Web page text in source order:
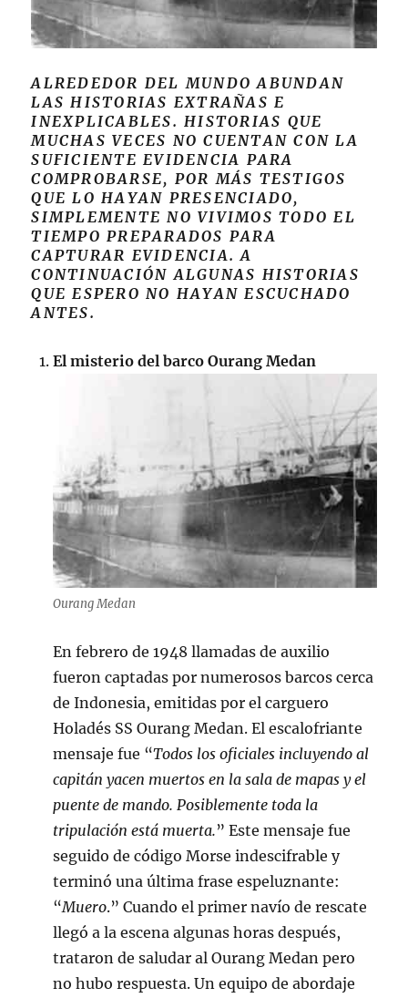
ALREDEDOR DEL MUNDO ABUNDAN
LAS HISTORIAS EXTRAÑAS E
INEXPLICABLES. HISTORIAS QUE
MUCHAS VECES NO CUENTAN CON LA
SUFICIENTE EVIDENCIA PARA
COMPROBARSE, POR MÁS TESTIGOS
QUE LO HAYAN PRESENCIADO,
SIMPLEMENTE NO VIVIMOS TODO EL
TIEMPO PREPARADOS PARA
CAPTURAR EVIDENCIA. A
CONTINUACIÓN ALGUNAS HISTORIAS
QUE ESPERO NO HAYAN ESCUCHADO
ANTES.
El misterio del barco Ourang Medan
Ourang Medan
En febrero de 1948 llamadas de auxilio
fueron captadas por numerosos barcos cerca
de Indonesia, emitidas por el carguero
Holadés SS Ourang Medan. El escalofriante
mensaje fue “Todos los oficiales incluyendo al
capitán yacen muertos en la sala de mapas y el
puente de mando. Posiblemente toda la
tripulación está muerta.” Este mensaje fue
seguido de código Morse indescifrable y
terminó una última frase espeluznante:
“Muero.” Cuando el primer navío de rescate
llegó a la escena algunas horas después,
trataron de saludar al Ourang Medan pero
no hubo respuesta. Un equipo de abordaje